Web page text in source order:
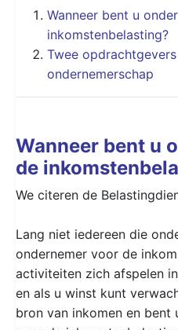
Wanneer bent u
inkomstenbelasting?
Twee
ondernemerschap
Wanneer bent u
de
We citeren de
Lang niet iedereen die
ondernemer voor de
activiteiten zich afspelen
en als u winst kunt
bron van inkomen en bent